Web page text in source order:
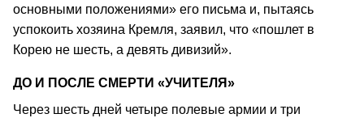
основными положениями» его письма и, пытаясь
успокоить хозяина Кремля, заявил, что «пошлет в
Корею не шесть, а девять дивизий».
ДО И ПОСЛЕ СМЕРТИ «УЧИТЕЛЯ»
Через шесть дней четыре полевые армии и три